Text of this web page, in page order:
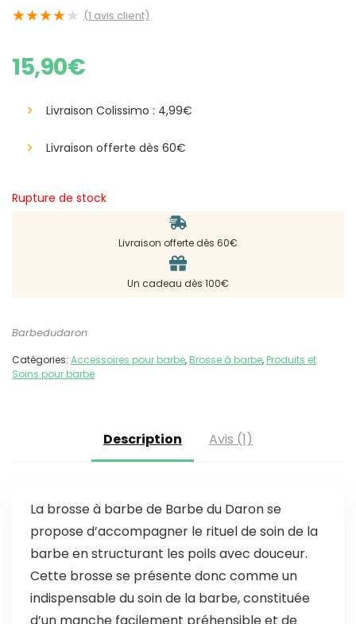
★★★★★ (1 avis client)
15,90€
Livraison Colissimo : 4,99€
Livraison offerte dès 60€
Rupture de stock
Livraison offerte dès 60€
Un cadeau dès 100€
Barbedudaron
Catégories: Accessoires pour barbe, Brosse à barbe, Produits et
Soins pour barbe
Description Avis (1)
La brosse à barbe de Barbe du Daron se
propose d’accompagner le rituel de soin de la
barbe en structurant les poils avec douceur.
Cette brosse se présente donc comme un
indispensable du soin de la barbe, constituée
d’un manche facilement préhensible et de